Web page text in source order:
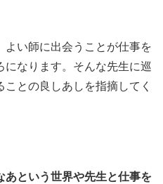
い師に出会うことが仕事を
になります。そんな先生に巡
との良しあしを指摘してく
あという世界や先生と仕事を